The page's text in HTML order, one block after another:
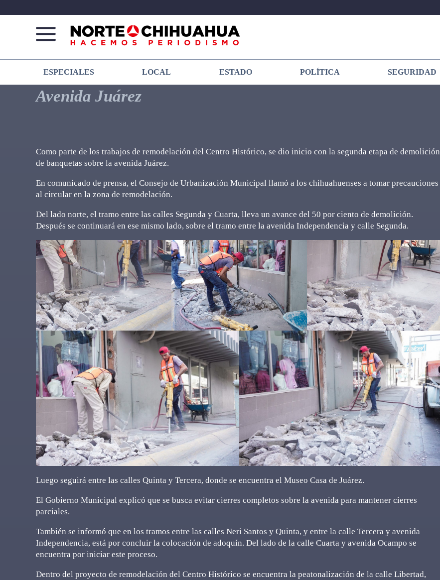
Norte
De
Chihuahua
Más
que
noticias,
hacemos periodismo
ESPECIALES LOCAL ESTADO POLÍTICA SEGURIDAD
Avenida Juárez
Como parte de los trabajos de remodelación del Centro Histórico, se dio inicio con la segunda etapa de demolición
de banquetas sobre la avenida Juárez.
En comunicado de prensa, el Consejo de Urbanización Municipal llamó a los chihuahuenses a tomar precauciones
al circular en la zona de remodelación.
Del lado norte, el tramo entre las calles Segunda y Cuarta, lleva un avance del 50 por ciento de demolición.
Después se continuará en ese mismo lado, sobre el tramo entre la avenida Independencia y calle Segunda.
Luego seguirá entre las calles Quinta y Tercera, donde se encuentra el Museo Casa de Juárez.
El Gobierno Municipal explicó que se busca evitar cierres completos sobre la avenida para mantener cierres
parciales.
También se informó que en los tramos entre las calles Neri Santos y Quinta, y entre la calle Tercera y avenida
Independencia, está por concluir la colocación de adoquín. Del lado de la calle Cuarta y avenida Ocampo se
encuentra por iniciar este proceso.
Dentro del proyecto de remodelación del Centro Histórico se encuentra la peatonalización de la calle Libertad,